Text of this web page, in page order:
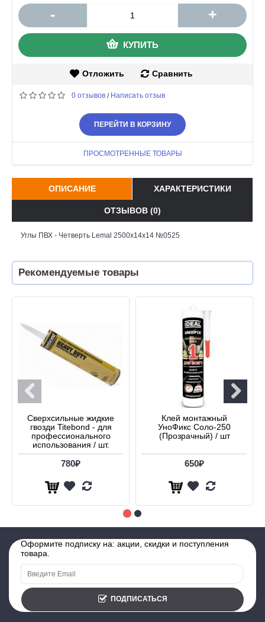
- +
КУПИТЬ
Отложить Сравнить
0 отзывов / Написать отзыв
ПЕРЕЙТИ В КОРЗИНУ
ПРОСМОТРЕННЫЕ ТОВАРЫ
ОПИСАНИЕ ХАРАКТЕРИСТИКИ
ОТЗЫВОВ (0)
Углы ПВХ - Четверть Lemal 2500x14x14 №0525
Рекомендуемые товары
Сверхсильные жидкие
гвозди Titebond - для
профессионального
использования / шт.
780₽
Клей монтажный
УноФикс Соло-250
(Прозрачный) / шт
650₽
Оформите подписку на: акции, скидки и поступления
товара.
ПОДПИСАТЬСЯ